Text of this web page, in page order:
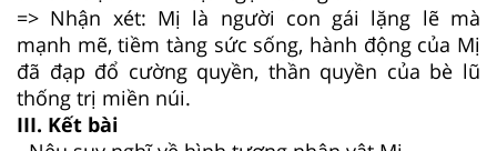
=> Nhận xét: Mị là người con gái lặng lẽ mà
mạnh mẽ, tiềm tàng sức sống, hành động của Mị
đã đạp đổ cường quyền, thần quyền của bè lũ
thống trị miền núi.
III. Kết bài